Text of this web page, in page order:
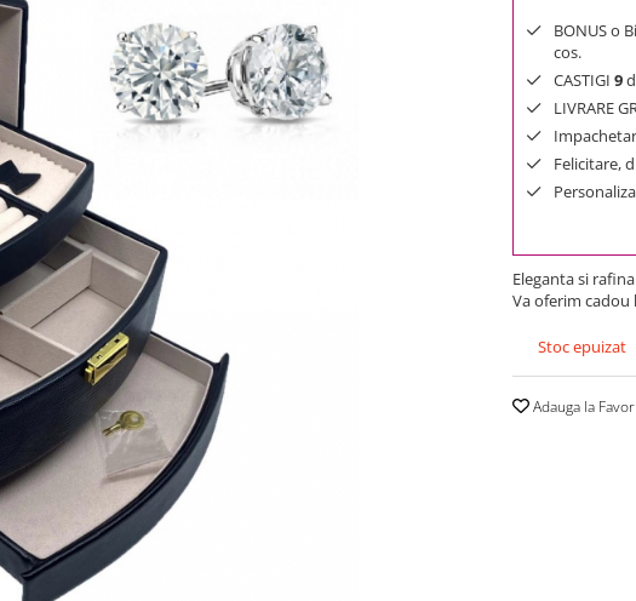
BONUS o
cos.
CASTIGI 9
LIVRARE
Felicitare,
Eleganta si
Va oferim cadou
Stoc epuizat
Adauga la